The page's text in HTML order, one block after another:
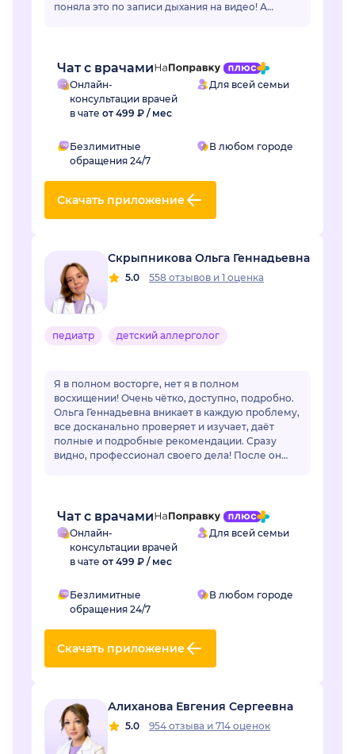
поняла это по записи дыхания на видео! А
Чат с врачами
Онлайн-
консультации врачей
в чате от 499 ₽ / мес
Для всей семьи
Безлимитные
обращения 24/7
В любом городе
Скачать приложение
Скрыпникова Ольга Геннадьевна
5.0 558 отзывов и 1 оценка
педиатр детский аллерголог
Я в полном восторге, нет я в полном
восхищении! Очень чётко, доступно, подробно.
Ольга Геннадьевна вникает в каждую проблему,
все досканально проверяет и изучает, даёт
полные и подробные рекомендации. Сразу
видно, профессионал своего дела! После он
Чат с врачами
Онлайн-
консультации врачей
в чате от 499 ₽ / мес
Для всей семьи
Безлимитные
обращения 24/7
В любом городе
Скачать приложение
Алиханова Евгения Сергеевна
5.0 954 отзыва и 714 оценок